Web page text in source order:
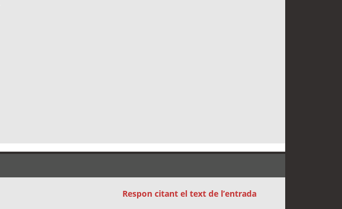
Respon citant el text de l’entrada